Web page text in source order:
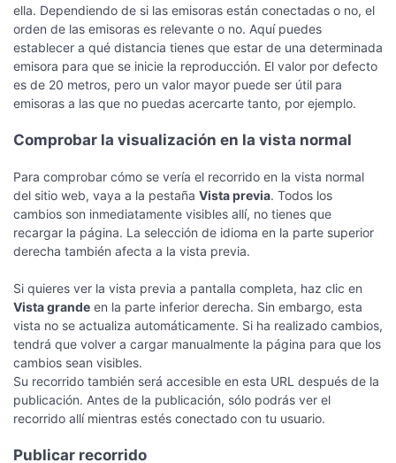
ella. Dependiendo de si las emisoras están conectadas o no, el
orden de las emisoras es relevante o no. Aquí puedes
establecer a qué distancia tienes que estar de una determinada
emisora para que se inicie la reproducción. El valor por defecto
es de 20 metros, pero un valor mayor puede ser útil para
emisoras a las que no puedas acercarte tanto, por ejemplo.
Comprobar la visualización en la vista normal
Para comprobar cómo se vería el recorrido en la vista normal
del sitio web, vaya a la pestaña Vista previa. Todos los
cambios son inmediatamente visibles allí, no tienes que
recargar la página. La selección de idioma en la parte superior
derecha también afecta a la vista previa.
Si quieres ver la vista previa a pantalla completa, haz clic en
Vista grande en la parte inferior derecha. Sin embargo, esta
vista no se actualiza automáticamente. Si ha realizado cambios,
tendrá que volver a cargar manualmente la página para que los
cambios sean visibles.
Su recorrido también será accesible en esta URL después de la
publicación. Antes de la publicación, sólo podrás ver el
recorrido allí mientras estés conectado con tu usuario.
Publicar recorrido